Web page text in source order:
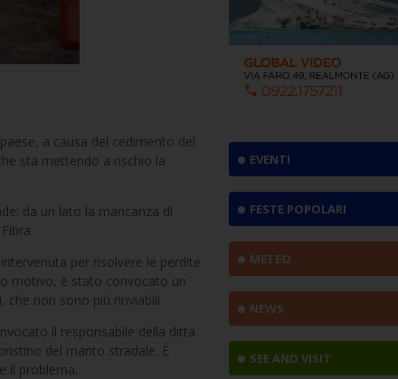
a causa del cedimento del
sta mettendo a rischio la
da un lato la mancanza di
per risolvere le perdite
motivo, è stato convocato un
non sono più rinviabili.
il responsabile della ditta
del manto stradale. È
il problema.
EVENTI
FESTE POPOLARI
METEO
NEWS
SEE AND VISIT